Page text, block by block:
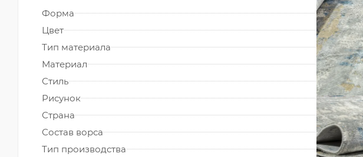
Форма
Цвет
Тип материала
Материал
Стиль
Рисунок
Страна
Состав ворса
Тип производства